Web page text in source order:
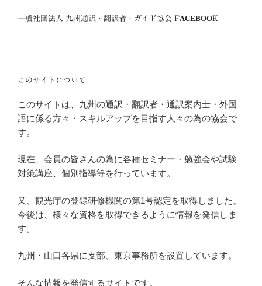
一般社団法人 九州通訳・翻訳者・ガイド協会 FACEBOOK
このサイトについて
このサイトは、九州の通訳・翻訳者・通訳案内士・外国
語に係る方々・スキルアップを目指す人々の為の協会で
す。
現在、会員の皆さんの為に各種セミナー・勉強会や試験
対策講座、個別指導等を行っています。
又、観光庁の登録研修機関の第1号認定を取得しました。
今後は、様々な資格を取得できるように情報を発信しま
す。
九州・山口各県に支部、東京事務所を設置しています。
そんな情報を発信するサイトです。